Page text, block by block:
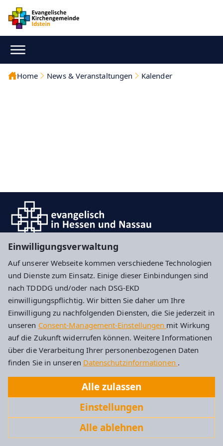
Einwilligungsverwaltung
Auf unserer Webseite kommen verschiedene Technologien
und Dienste zum Einsatz. Einige dieser Einbindungen sind
nach TDDDG und/oder nach DSG-EKD
einwilligungspflichtig. Wir bitten Sie daher um Ihre
Einwilligung zu nachfolgenden Diensten, die Sie jederzeit in
unseren Consent-Management-Einstellungen mit Wirkung
auf die Zukunft widerrufen können. Weitere Informationen
über die Verarbeitung Ihrer personenbezogenen Daten
finden Sie in unseren Datenschutzinformationen .
Alle zulassen
Einstellungen
Alle ablehnen
Home News & Veranstaltungen Kalender
Hier können Sie sich für unseren Newsletter
anmelden
Impressum Datenschutz Cookie-Einstellungen
Evangelische Kirchengemeinde Idstein
Albert-Schweitzer-Str. 4
65510 Idstein
Kirchengemeinde.Idstein@ekhn.de